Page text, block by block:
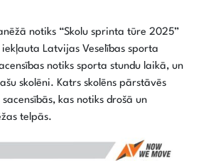
notiks “Skolu sprinta tūre 2025”
Latvijas Veselības sporta
notiks sporta stundu laikā, un
skolēni. Katrs skolēns pārstāvēs
kas notiks drošā un
telpās.